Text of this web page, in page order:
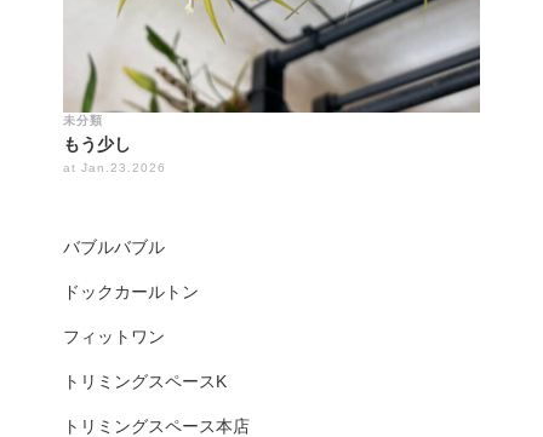
バブルバブル
ドックカールトン
フィットワン
トリミングスペースK
トリミングスペース本店
未分類
もう少し
at Jan.23.2026